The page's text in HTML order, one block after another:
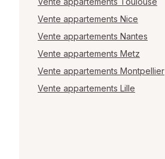
Vente appartements Nice
Vente appartements Nantes
Vente appartements Metz
Vente appartements Montpellier
Vente appartements Lille